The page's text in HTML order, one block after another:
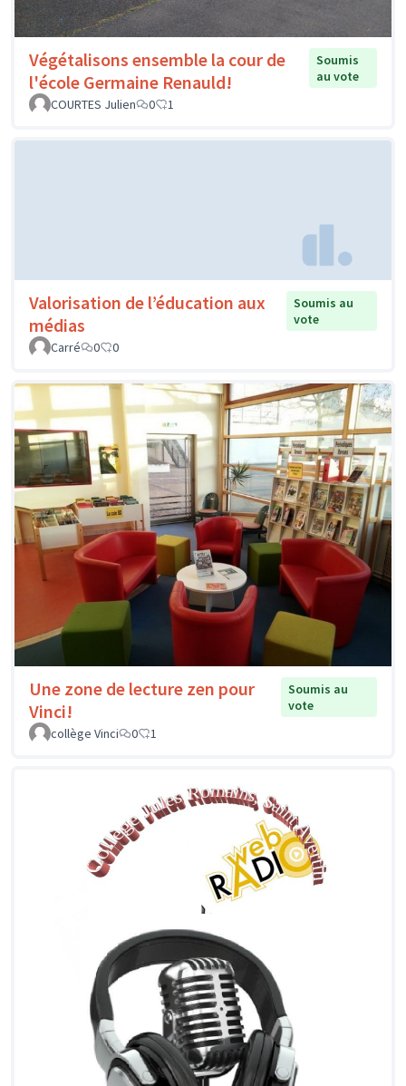
Végétalisons ensemble la cour de
l'école Germaine Renauld!
Soumis
au vote
COURTES Julien
0 1
Valorisation de l’éducation aux
médias
Soumis au
vote
Carré
0 0
Une zone de lecture zen pour
Vinci!
Soumis au
vote
collège Vinci
0 1